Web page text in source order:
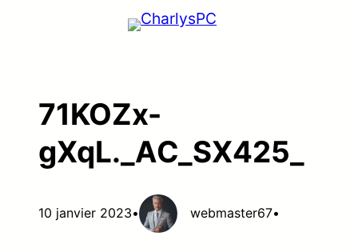
71KOZx-
gXqL._AC_SX425_
10 janvier 2023• webmaster67•